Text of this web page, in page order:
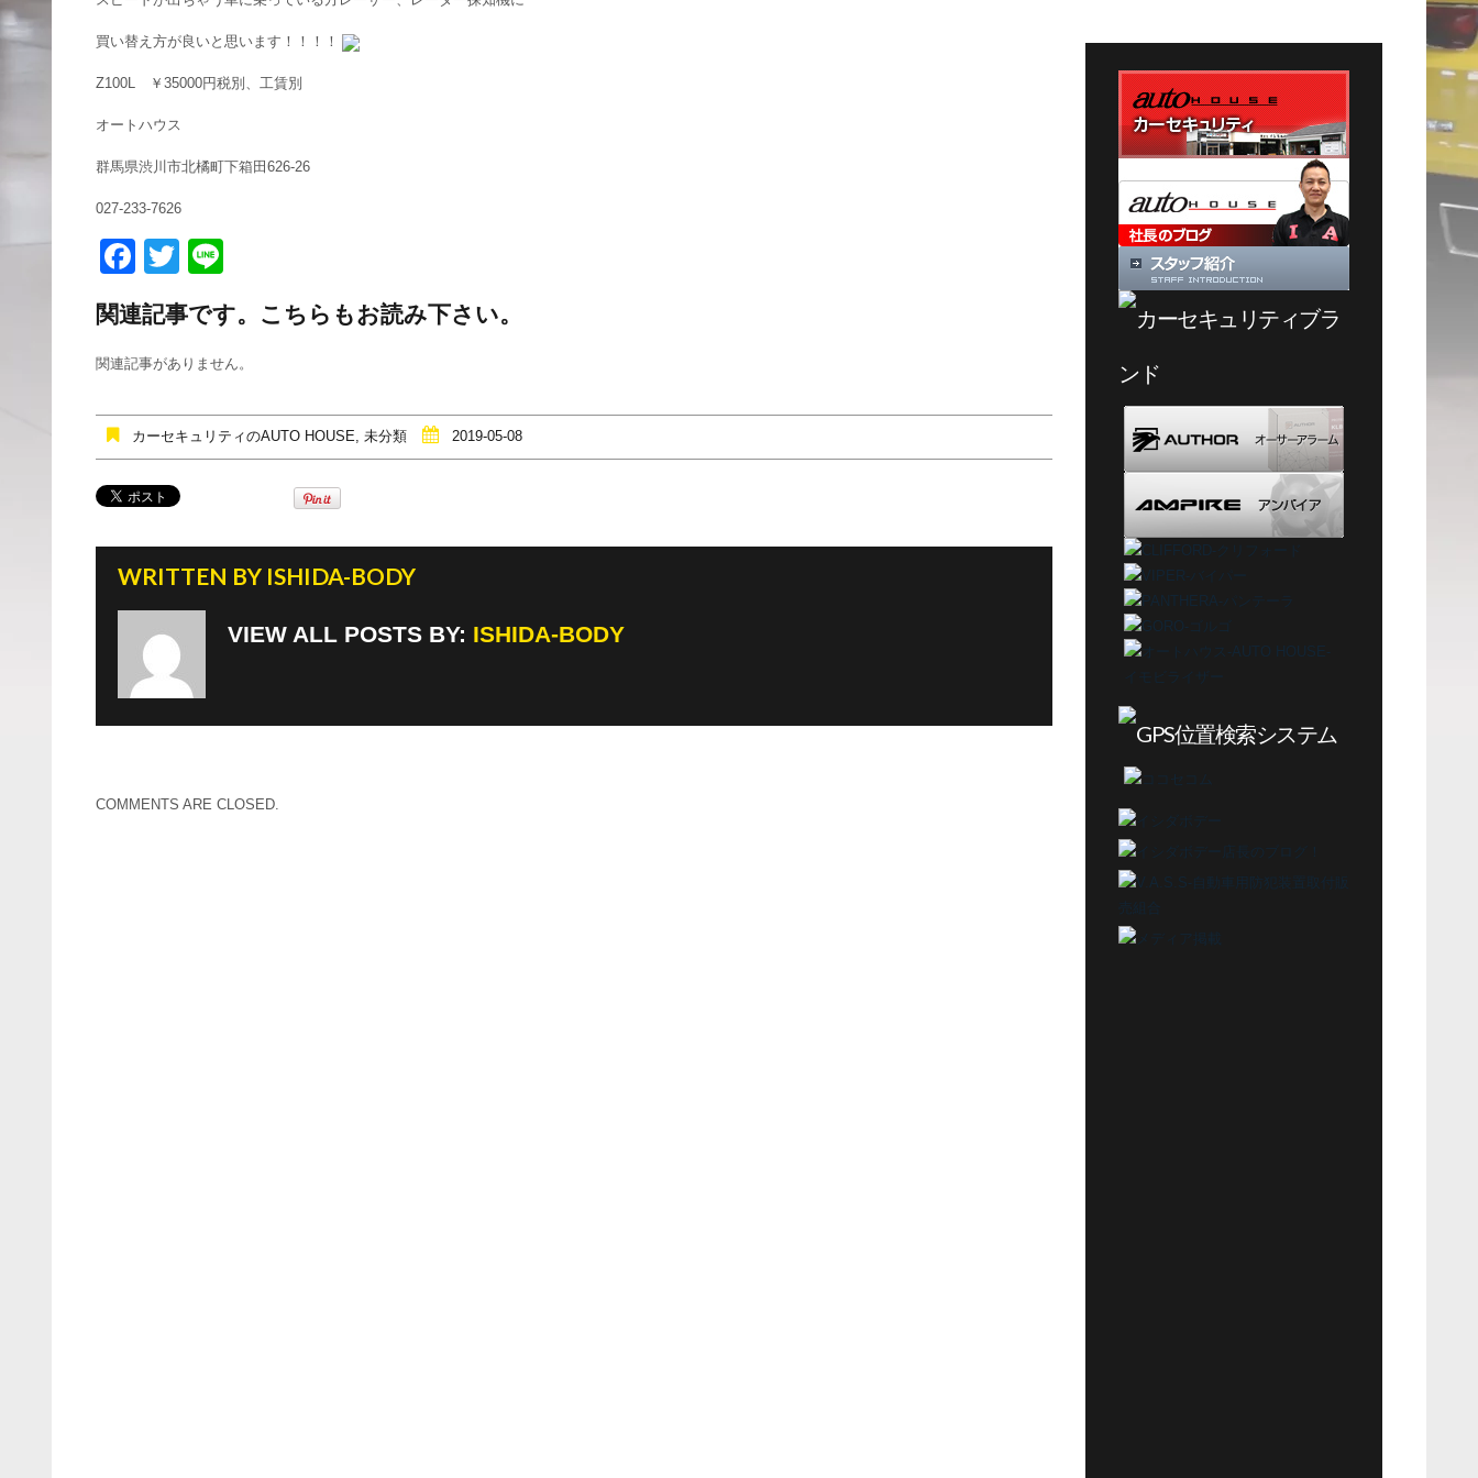
買い替え方が良いと思います！！！！
Z100L ￥35000円税別、工賃別
オートハウス
群馬県渋川市北橘町下箱田626-26
027-233-7626
F
a
c
e
o
o
k
T
tt
er
e
関連記事です。こちらもお読み下さい。
関連記事がありません。
カーセキュリティのAUTO HOUSE 未分類 2019-05-08
WRITTEN BY ISHIDA-BODY
VIEW ALL POSTS BY: ISHIDA-BODY
COMMENTS ARE CLOSED.
ー